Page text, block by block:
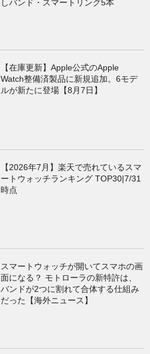
しバンド・スマートリング5本
【在庫更新】Apple公式のApple
Watch整備済製品に新規追加。6モデ
ルが新たに登場【8月7日】
【2026年7月】楽天で売れているスマ
ートウォッチランキング TOP30|7/31
時点
スマートウォッチが開いてスマホの画
面になる？ モトローラの新特許は、
バンドが2つに割れて合体する仕組み
だった【海外ニュース】